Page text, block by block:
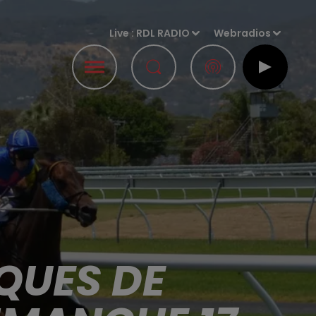
Live : RDL RADIO Webradios
DE